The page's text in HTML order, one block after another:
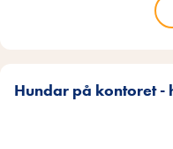
Hundar på kontoret -